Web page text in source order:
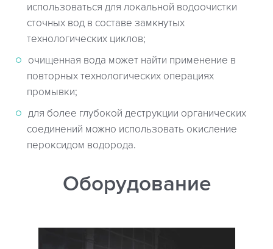
использоваться для локальной водоочистки
сточных вод в составе замкнутых
технологических циклов;
очищенная вода может найти применение в
повторных технологических операциях
промывки;
для более глубокой деструкции органических
соединений можно использовать окисление
пероксидом водорода.
Оборудование